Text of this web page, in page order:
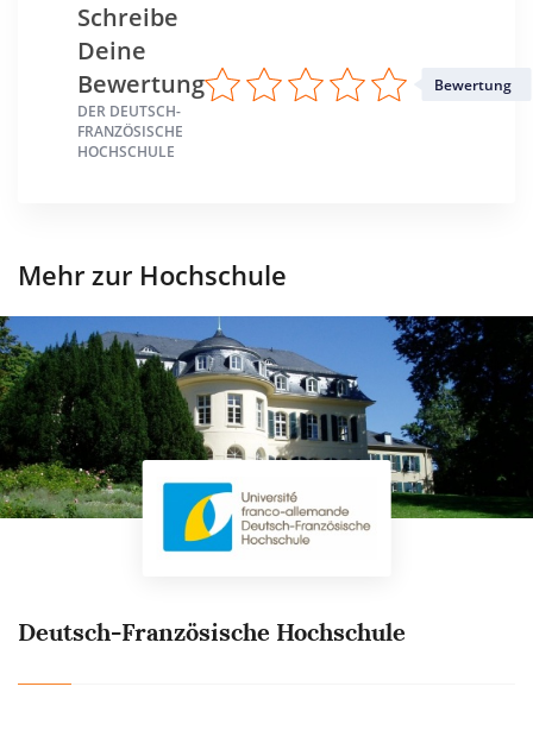
Schreibe
Deine
Bewertung
DER DEUTSCH-
FRANZÖSISCHE
HOCHSCHULE
Bewertung
Mehr zur Hochschule
Deutsch-Französische Hochschule